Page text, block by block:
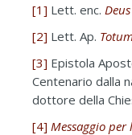
[1] Lett. enc.
[2] Lett. Ap.
[3] Epistola
Centenario dalla
dottore della
[4] Messaggio